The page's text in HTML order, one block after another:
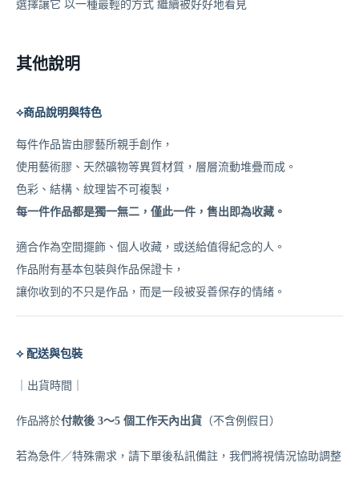
選擇讓它 以一種最輕的方式 繼續被好好地看見
其他說明
⟡商品說明與特色
每件作品皆由膠藝所親手創作，
使用藝術膠、天然礦物等異質材質，層層流動堆疊而成。
色彩、結構、紋理皆不可複製，
每一件作品都是獨一無二，僅此一件，售出即為收藏。
適合作為空間擺飾、個人收藏，或送給值得紀念的人。
作品附有基本包裝與作品保證卡，
讓你收到的不只是作品，而是一段被妥善保存的情緒。
⟡ 配送與包裝
｜出貨時間｜
作品將於付款後 3～5 個工作天內出貨 （不含例假日）
若為急件／特殊需求，請下單後私訊備註，我們將視情況協助調整